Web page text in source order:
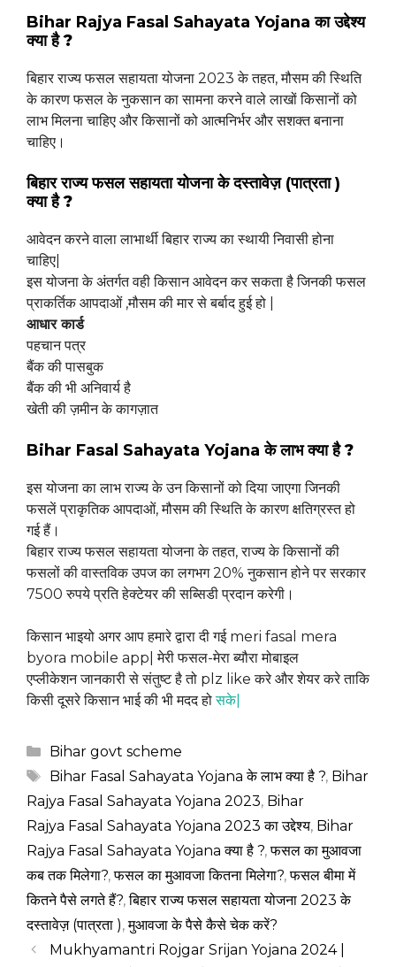
Bihar Rajya Fasal Sahayata Yojana का उद्देश्य
क्या है ?
बिहार राज्य फसल सहायता योजना 2023 के तहत, मौसम की स्थिति
के कारण फसल के नुकसान का सामना करने वाले लाखों किसानों को
लाभ मिलना चाहिए और किसानों को आत्मनिर्भर और सशक्त बनाना
चाहिए।
बिहार राज्य फसल सहायता योजना के दस्तावेज़ (पात्रता )
क्या है ?
आवेदन करने वाला लाभार्थी बिहार राज्य का स्थायी निवासी होना
चाहिए|
इस योजना के अंतर्गत वही किसान आवेदन कर सकता है जिनकी फसल
प्राकर्तिक आपदाओं ,मौसम की मार से बर्बाद हुई हो |
आधार कार्ड
पहचान पत्र
बैंक की पासबुक
बैंक की भी अनिवार्य है
खेती की ज़मीन के कागज़ात
Bihar Fasal Sahayata Yojana के लाभक्या है ?
इस योजना का लाभ राज्य के उन किसानों को दिया जाएगा जिनकी
फसलें प्राकृतिक आपदाओं, मौसम की स्थिति के कारण क्षतिग्रस्त हो
गई हैं।
बिहार राज्य फसल सहायता योजना के तहत, राज्य के किसानों की
फसलों की वास्तविक उपज का लगभग 20% नुकसान होने पर सरकार
7500 रुपये प्रति हेक्टेयर की सब्सिडी प्रदान करेगी।
किसान भाइयो अगर आप हमारे द्वारा दी गई meri fasal mera
byora mobile app| मेरी फसल-मेरा ब्यौरा मोबाइल
एप्लीकेशन जानकारी से संतुष्ट है तो plz like करे और शेयर करे ताकि
किसी दूसरे किसान भाई की भी मदद होसके|
Categories
Bihar govt scheme
Tags
Bihar Fasal Sahayata Yojana के लाभ क्या है ?, Bihar
Rajya Fasal Sahayata Yojana 2023, Bihar
Rajya Fasal Sahayata Yojana 2023 का उद्देश्य, Bihar
Rajya Fasal Sahayata Yojana क्या है ?,फसल का मुआवजा
कब तक मिलेगा?,फसल का मुआवजा कितना मिलेगा?,फसल बीमा में
कितने पैसे लगते हैं?,बिहार राज्य फसल सहायता योजना 2023 के
दस्तावेज़ (पात्रता ),मुआवजा के पैसे कैसे चेक करें?
Mukhyamantri Rojgar Srijan Yojana 2024 |